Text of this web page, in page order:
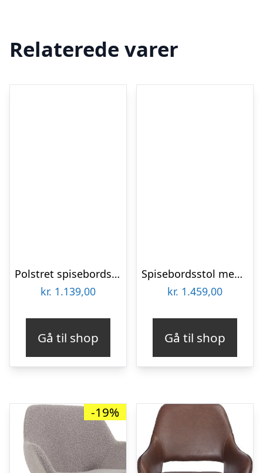
Relaterede varer
Polstret spisebordsstol med armlæn House of Sander Signe taupe imiteret ruskind
kr. 1.139,00
Gå til shop
Spisebordsstol med armlæn Kave Home Konna fløjl mørkegrå
kr. 1.459,00
Gå til shop
-19%